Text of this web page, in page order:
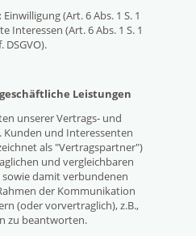
Einwilligung (Art. 6 Abs. 1 S. 1
Interessen (Art. 6 Abs. 1 S. 1
DSGVO).
Leistungen
unserer Vertrags- und
Kunden und Interessenten
als "Vertragspartner")
und vergleichbaren
damit verbundenen
der Kommunikation
(oder vorvertraglich), z.B.,
zu beantworten.